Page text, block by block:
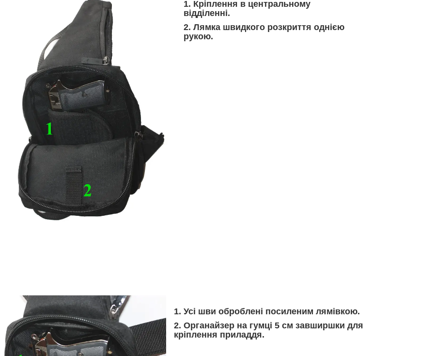
1. Кріплення в центральному
відділенні.
2. Лямка швидкого розкриття однією
рукою.
1. Усі шви оброблені посиленим лямівкою.
2. Органайзер на гумці 5 см завширшки для
кріплення приладдя.